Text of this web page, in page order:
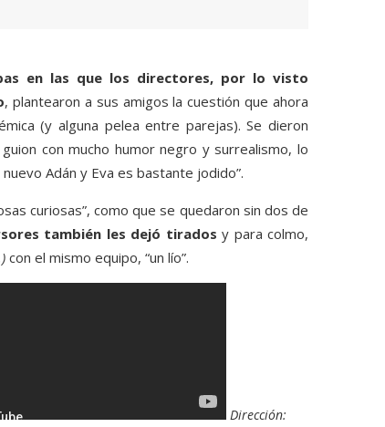
en las que los directores, por lo visto
, plantearon a sus amigos la cuestión que ahora
(y alguna pelea entre parejas). Se dieron
con mucho humor negro y surrealismo, lo
Adán y Eva es bastante jodido”.
curiosas”, como que se quedaron sin dos de
también les dejó tirados y para colmo,
con el mismo equipo, “un lío”.
Dirección: